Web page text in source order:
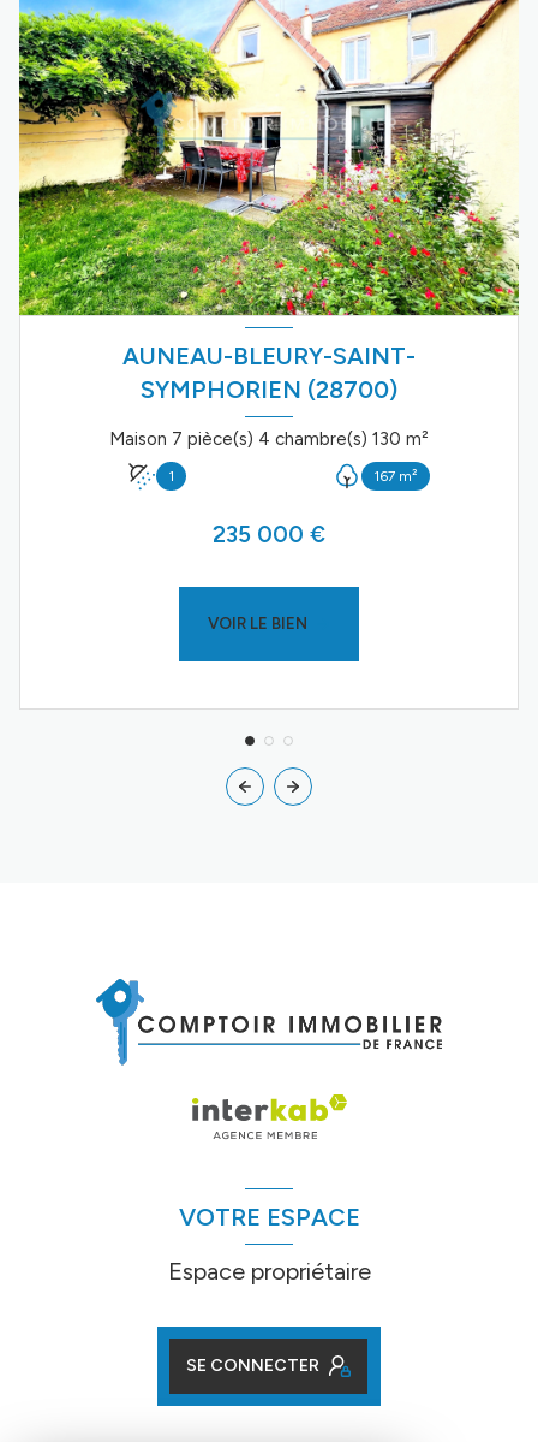
AUNEAU-BLEURY-SAINT-
SYMPHORIEN (28700)
Maison 7 pièce(s) 4 chambre(s) 130 m²
1 167 m²
235 000 €
VOIR LE BIEN
VOTRE ESPACE
Espace propriétaire
SE CONNECTER